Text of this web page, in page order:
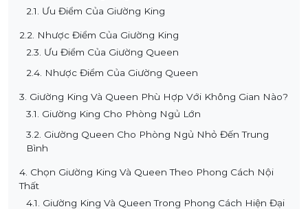
2.1. Ưu Điểm Của Giường King
2.2. Nhược Điểm Của Giường King
2.3. Ưu Điểm Của Giường Queen
2.4. Nhược Điểm Của Giường Queen
3. Giường King Và Queen Phù Hợp Với Không Gian Nào?
3.1. Giường King Cho Phòng Ngủ Lớn
3.2. Giường Queen Cho Phòng Ngủ Nhỏ Đến Trung
Bình
4. Chọn Giường King Và Queen Theo Phong Cách Nội
Thất
4.1. Giường King Và Queen Trong Phong Cách Hiện Đại